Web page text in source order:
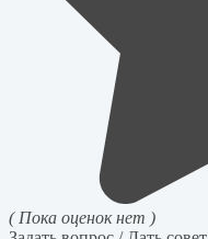
( Пока оценок нет )